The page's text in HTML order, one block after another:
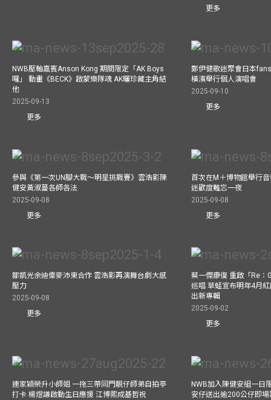
更多
NWB壓軸嘉賓Anson Kong 期間限定「AK Boys
囉」 動畫《BECK》啟蒙樂隊魂 AK曬珍藏主角結
他
2025-09-13
更多
鄭伊健歌迷聚會日本
橫濱舉行個人演唱會
2025-09-10
更多
參與《第一次UN腳大戰～明星挑戰賽》雲浩影陳
健安黃淑蔓各師各法
2025-09-08
更多
首次在M＋博物館舉行
迷歡度難忘一夜
2025-09-08
更多
鄒凱光余迪偉麥沛東合作 雲浩影再演舞台劇大感
壓力
2025-09-08
更多
蔡一傑康復 重啟「Re：
巡唱 草蜢宣布明年4月
出新專輯
2025-09-02
更多
連家穎榮升小師姐 一拖三帶同門靚仔師弟自拍亭
打卡 楊煜謙啟動生日應援 江博熙成基哲祝
NWB加入陳健安組一日
安仔送出逾200公仔即